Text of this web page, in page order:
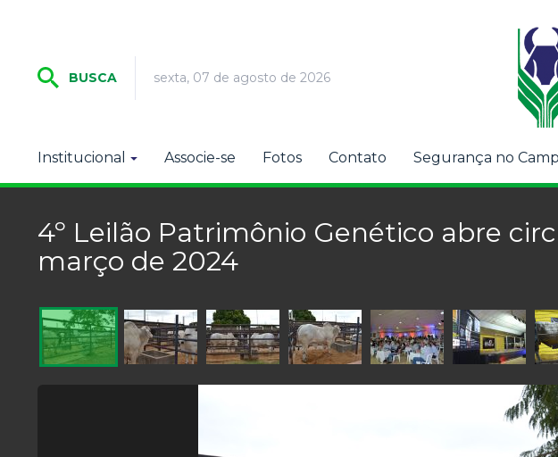
BUSCA sexta, 07 de agosto de 2026
Institucional Associe-se Fotos Contato Segurança no
4º Leilão Patrimônio Genético abre
março de 2024